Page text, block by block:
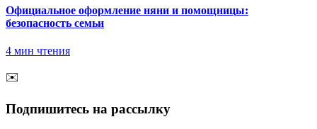
Официальное оформление няни и помощницы:
безопасность семьи
4 мин чтения
✉️
Подпишитесь на рассылку